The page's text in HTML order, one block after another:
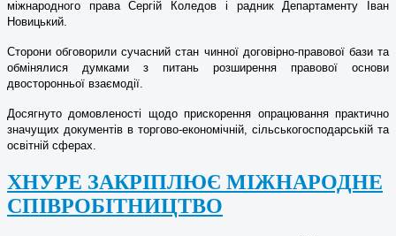
міжнародного права Сергій Коледов і радник Департаменту Іван
Новицький.
Сторони обговорили сучасний стан чинної договірно-правової бази та
обмінялися думками з питань розширення правової основи
двосторонньої взаємодії.
Досягнуто домовленості щодо прискорення опрацювання практично
значущих документів в торгово-економічній, сільськогосподарській та
освітній сферах.
ХНУРЕ ЗАКРІПЛЮЄ МІЖНАРОДНЕ
СПІВРОБІТНИЦТВО